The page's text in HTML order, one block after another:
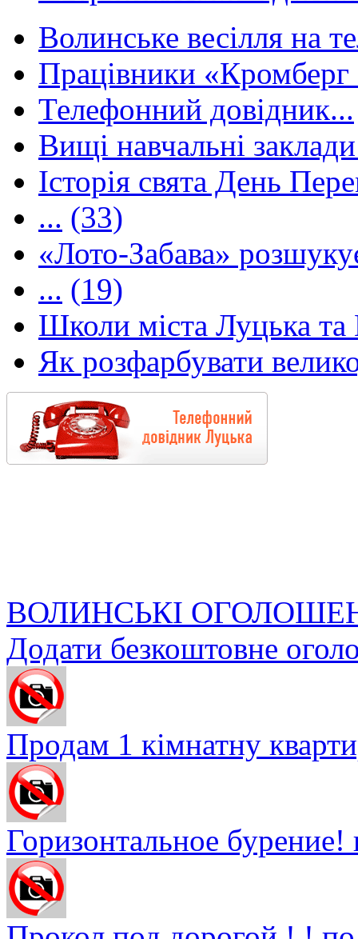
Волинське весілля на
Працівники
Телефонний довідник...
Вищі навчальні
Історія свята День
... (33)
«Лото-Забава»
... (19)
Школи міста Луцька та
Як розфарбувати
ВОЛИНСЬКІ
Додати безкоштовне
Продам 1 кімнатну
Горизонтальное бурение!